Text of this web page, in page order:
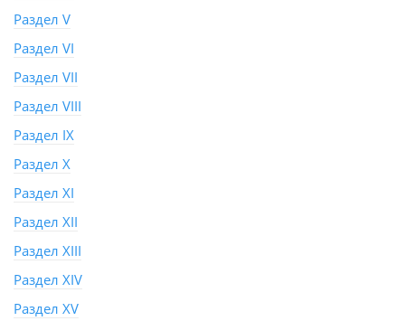
Раздел V
Раздел VI
Раздел VII
Раздел VIII
Раздел IX
Раздел X
Раздел XI
Раздел XII
Раздел XIII
Раздел XIV
Раздел XV